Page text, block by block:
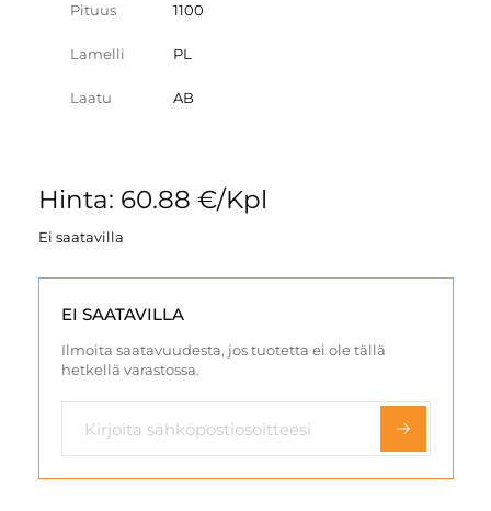
Pituus 1100
Lamelli PL
Laatu AB
Hinta: 60.88 €/Kpl
Ei saatavilla
EI SAATAVILLA
Ilmoita saatavuudesta, jos tuotetta ei ole tällä
hetkellä varastossa.